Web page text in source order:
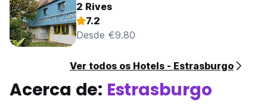
2 Rives
7.2
Desde €9.80
Ver todos os Hotels - Estrasburgo
Acerca de: Estrasburgo